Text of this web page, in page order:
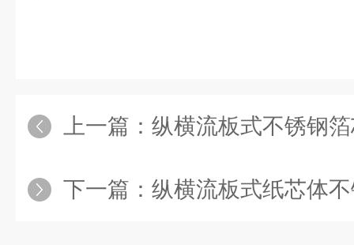
上一篇： 纵横流板式不锈钢箔
下一篇： 纵横流板式纸芯体